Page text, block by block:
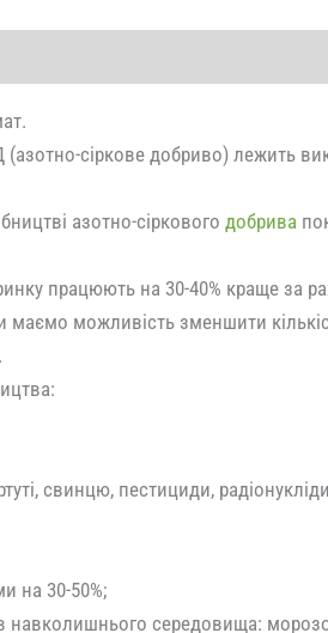
сіркове добриво) лежить
азотно-сіркового добрива
працюють на 30-40% краще за
можливість зменшити
свинцю, пестициди,
на 30-50%;
середовища: